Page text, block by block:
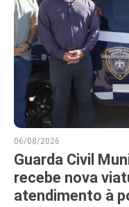
06/08/2026
Guarda Civil
recebe nova
atendimento à